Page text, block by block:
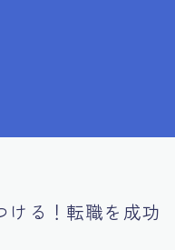
ける！転職を成功